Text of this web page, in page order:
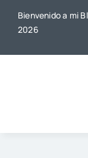
Bienvenido a mi
2026